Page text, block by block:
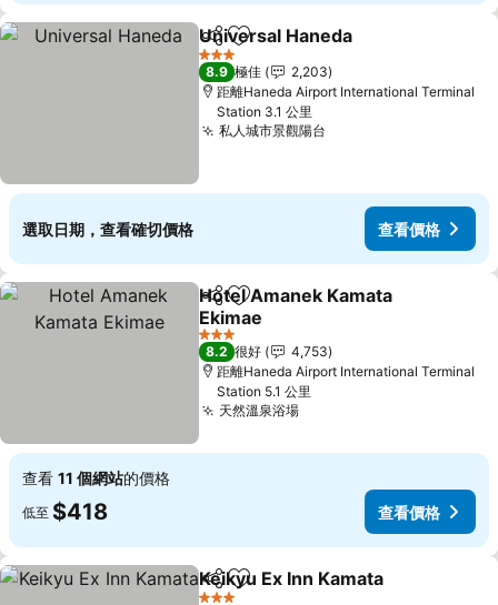
分享 放到收藏夾
Universal Haneda
3 星級
8.9 極佳
2,203
距離Haneda Airport International Terminal
Station 3.1 公里
私人城市景觀陽台
選取日期，查看確切價格 查看價格
分享 放到收藏夾
Hotel Amanek Kamata
Ekimae
3 星級
8.2 很好
4,753
距離Haneda Airport International Terminal
Station 5.1 公里
天然溫泉浴場
查看 11 個網站的價格
低至 $418 查看價格
分享 放到收藏夾
Keikyu Ex Inn Kamata